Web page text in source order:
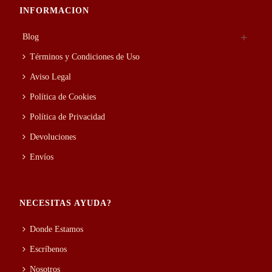
INFORMACION
Blog
Términos y Condiciones de Uso
Aviso Legal
Política de Cookies
Política de Privacidad
Devoluciones
Envíos
NECESITAS AYUDA?
Donde Estamos
Escríbenos
Nosotros